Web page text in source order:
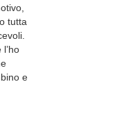
tutta
e